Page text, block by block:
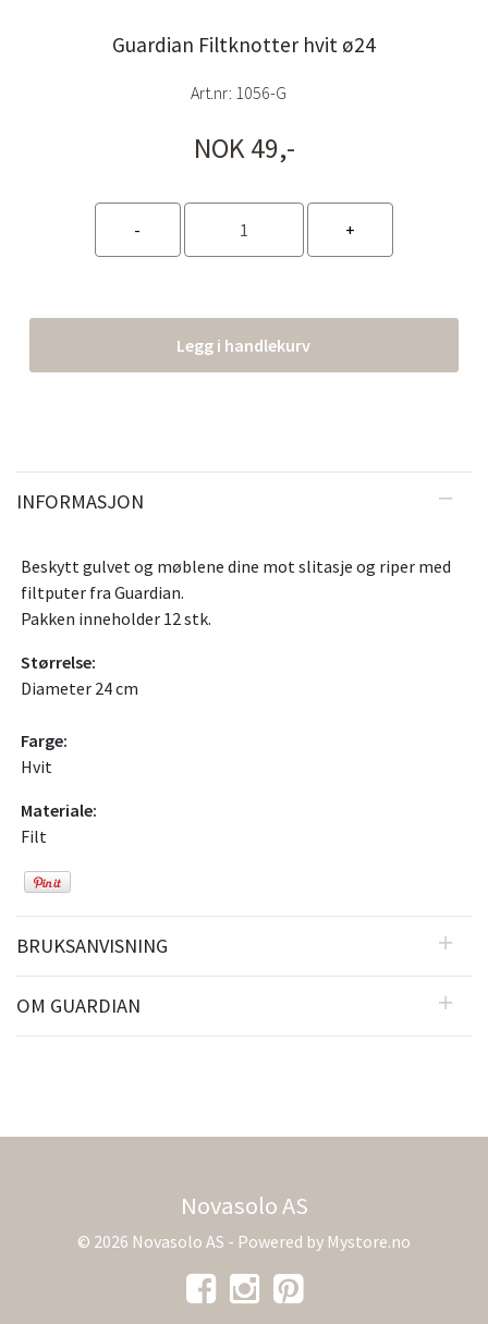
Guardian Filtknotter hvit ø24
Art.nr: 1056-G
NOK 49,-
Legg i handlekurv
INFORMASJON
Beskytt gulvet og møblene dine mot slitasje og riper med
filtputer fra Guardian.
Pakken inneholder 12 stk.
Størrelse:
Diameter 24 cm
Farge:
Hvit
Materiale:
Filt
BRUKSANVISNING
OM GUARDIAN
Novasolo AS
© 2026 Novasolo AS - Powered by Mystore.no